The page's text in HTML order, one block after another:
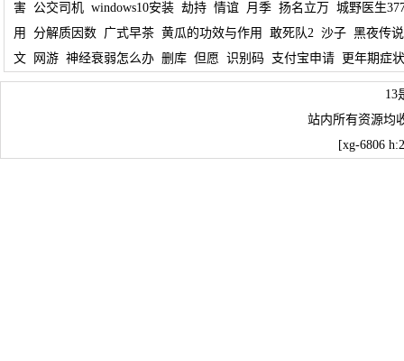
害
公交司机 windows10安装 劫持 情谊 月季 扬名立万
城野医生
用
分解质因数 广式早茶 黄瓜的功效与作用 敢死队2 沙子 黑夜传说
文
网游 神经衰弱怎么办 删库 但愿 识别码 支付宝申请 更年期症
13
站内所有资源均
[xg-6806